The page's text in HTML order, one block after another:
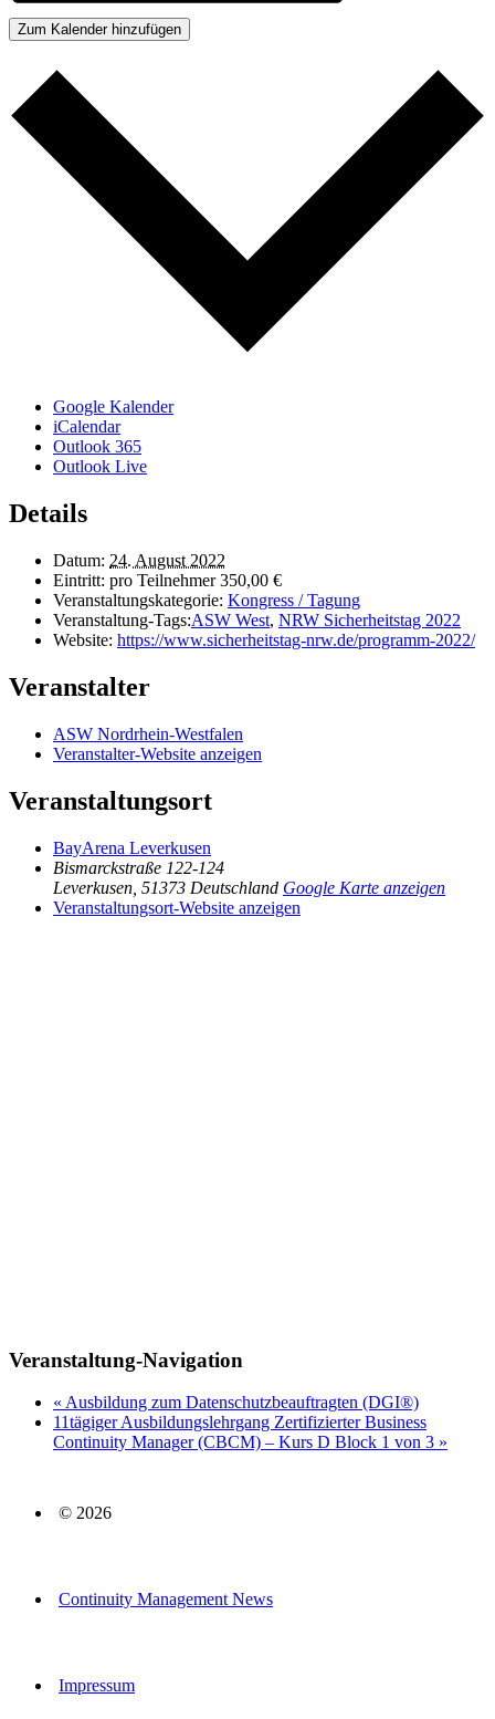
Zum Kalender hinzufügen
Google Kalender
iCalendar
Outlook 365
Outlook Live
Details
Datum: 24. August 2022
Eintritt: pro Teilnehmer 350,00 €
Veranstaltungskategorie: Kongress / Tagung
Veranstaltung-Tags:ASW West, NRW Sicherheitstag 2022
Website: https://www.sicherheitstag-nrw.de/programm-2022/
Veranstalter
ASW Nordrhein-Westfalen
Veranstalter-Website anzeigen
Veranstaltungsort
BayArena Leverkusen
Bismarckstraße 122-124
Leverkusen 51373 Deutschland Google Karte anzeigen
Veranstaltungsort-Website anzeigen
Veranstaltung-Navigation
« Ausbildung zum Datenschutzbeauftragten (DGI®)
11tägiger Ausbildungslehrgang Zertifizierter Business
Continuity Manager (CBCM) – Kurs D Block 1 von 3 »
© 2026
Continuity Management News
Impressum